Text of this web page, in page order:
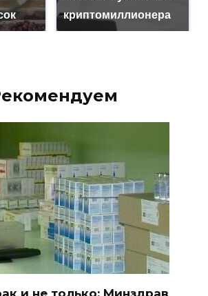
криптомиллионера
и не только: Минздрав